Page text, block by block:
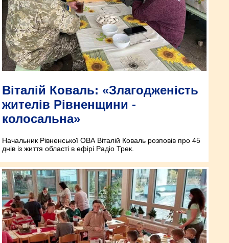
Віталій Коваль: «Злагодженість
жителів Рівненщини -
колосальна»
Начальник Рівненської ОВА Віталій Коваль розповів про 45
днів із життя області в ефірі Радіо Трек.